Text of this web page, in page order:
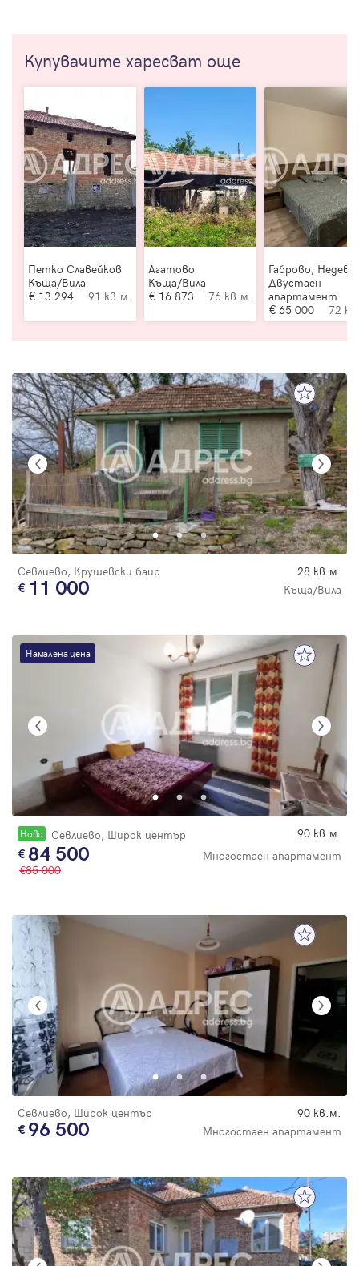
Купувачите харесват още
Петко Славейков
Къща/Вила
13 294
91 кв.м.
Агатово
Къща/Вила
16 873
76 кв.м.
Габрово,
Двустаен
апартамент
65 000
72
Севлиево, Крушевски баир 28 кв.м.
11 000 Къща/Вила
Намалена цена
Новo Севлиево, Широк център 90 кв.м.
84 500
Многостаен апартамент
85 000
Севлиево, Широк център 90 кв.м.
96 500 Многостаен апартамент